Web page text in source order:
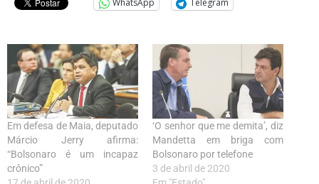
WhatsApp Telegram
Em defesa de Maia, deputado
Márcio Jerry afirma:
“Bolsonaro é um incapaz
crônico”
‘O senhor que me demita’, diz
Mandetta em briga com
Bolsonaro por telefone
3 de abril de 2020